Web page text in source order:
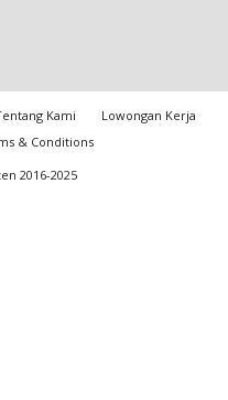
Kami
Lowongan Kerja
& Conditions
2016-2025